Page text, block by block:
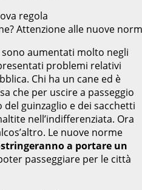
Attenzione alle nuove
aumentati molto negli
problemi relativi
Chi ha un cane ed è
che per uscire a passeggio
guinzaglio e dei sacchetti
nell’indifferenziata. Ora
Le nuove norme
a portare un
passeggiare per le città